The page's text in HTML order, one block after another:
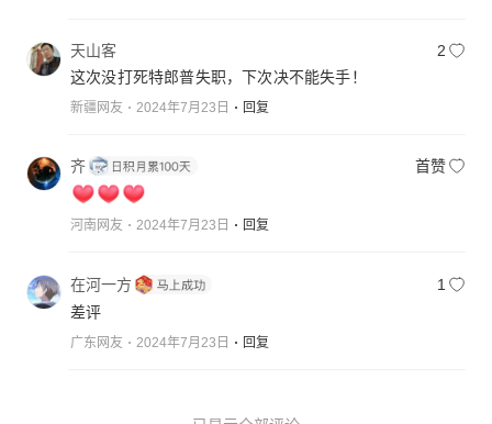
天山客
2
这次没打死特郎普失职，下次决不能失手！
新疆网友 2024年7月23日 回复
齐 首赞
河南网友 2024年7月23日 回复
在河一方
1
差评
广东网友 2024年7月23日 回复